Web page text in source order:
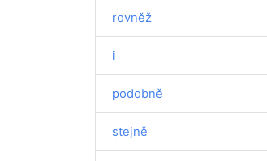
rovněž
i
podobně
stejně